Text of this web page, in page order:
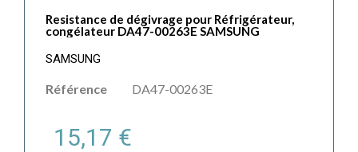
Resistance de dégivrage pour Réfrigérateur,
congélateur DA47-00263E SAMSUNG
SAMSUNG
Référence DA47-00263E
15,17 €